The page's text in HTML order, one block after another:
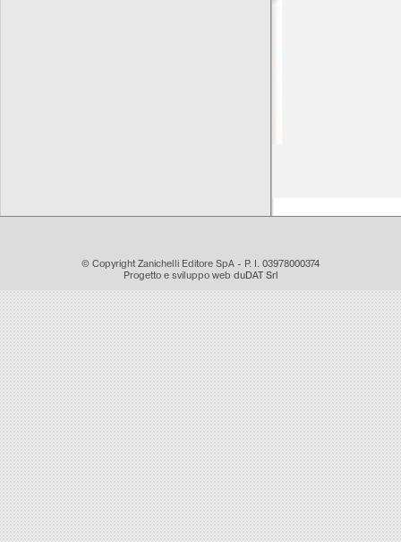
© Copyright Zanichelli Editore SpA - P. I. 03978000374
Progetto e sviluppo web duDAT Srl